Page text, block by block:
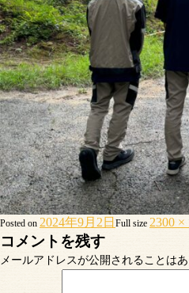
Posted on 2024年9月2日 Full size 2300 ×
コメントを残す
メールアドレスが公開されることはあ